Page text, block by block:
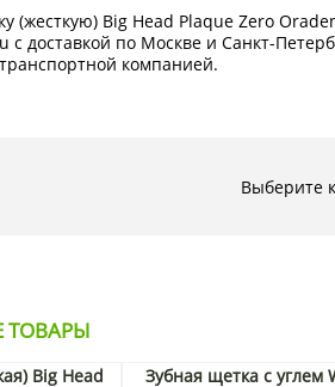
(жесткую) Big Head Plaque Zero
с доставкой по Москве и Санкт-
компанией.
Выберите
ТОВАРЫ
Big Head
Зубная щетка с углем